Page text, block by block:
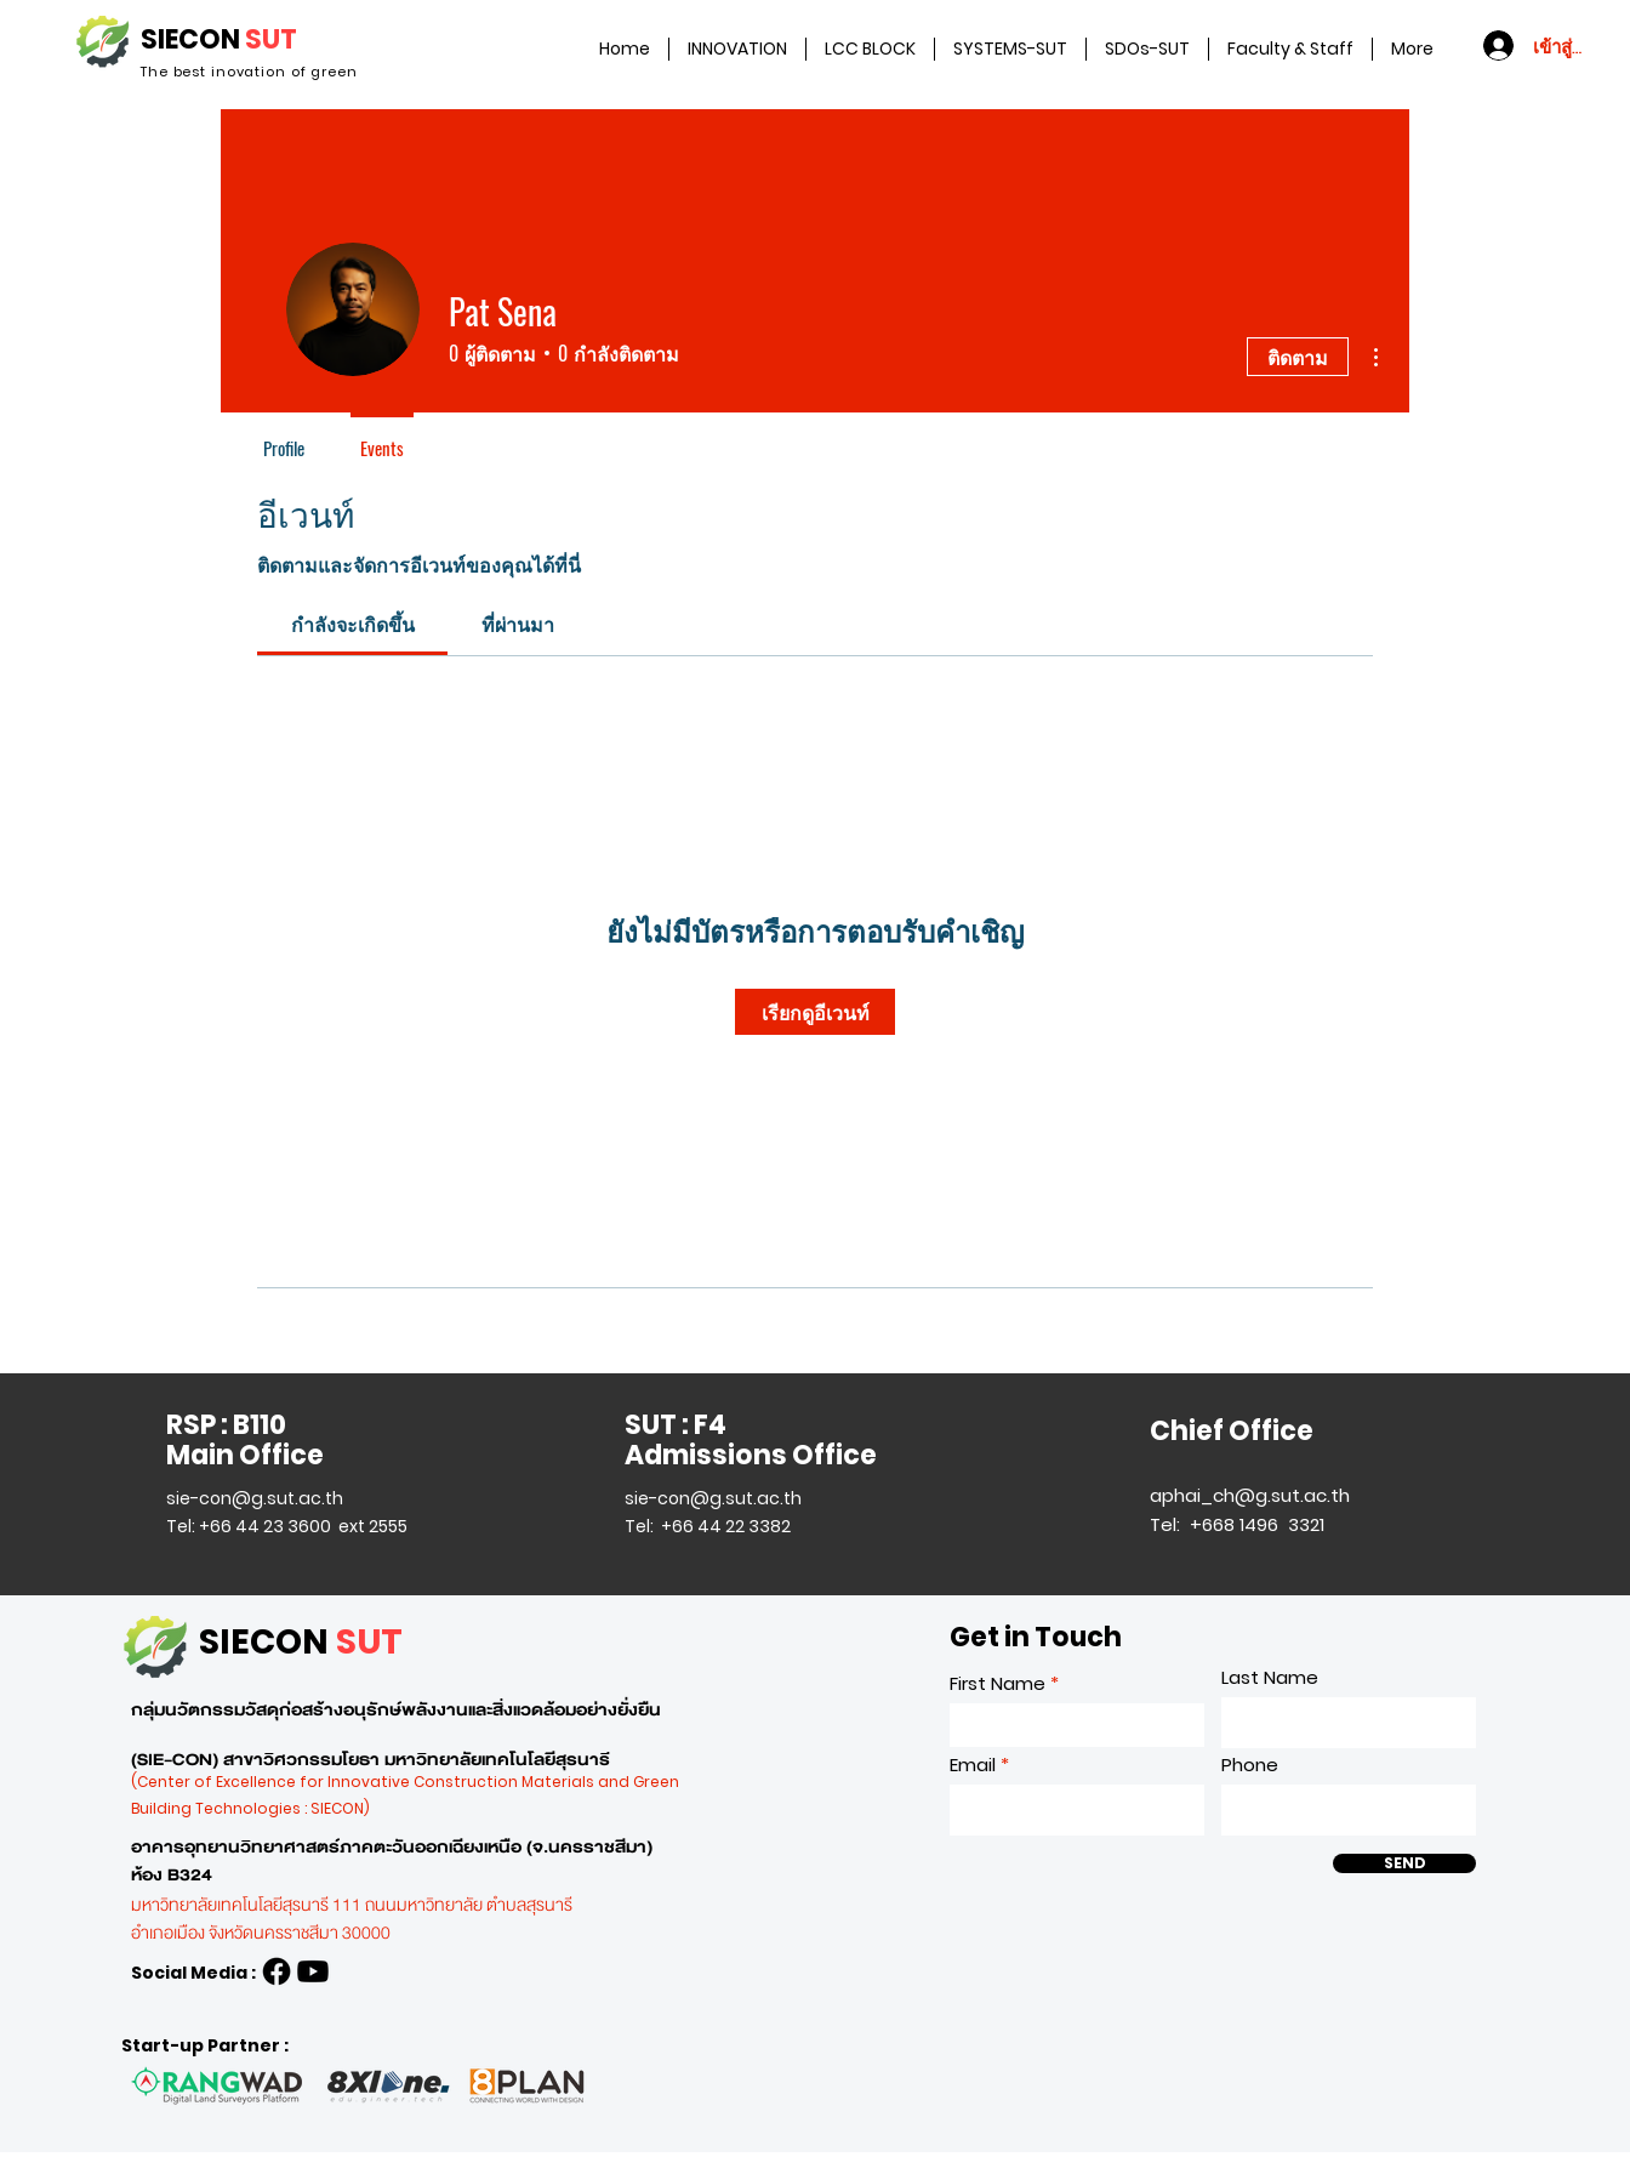
SIECONSUT
The best inovation of green
Home INNOVATION LCC BLOCK SYSTEMS-SUT SDOs-SUT Faculty & Staff More เข้าสู่ระบบ
อีเวนท์
ติดตามและจัดการอีเวนท์ของคุณได้ที่นี่
กำลังจะเกิดขึ้น ที่ผ่านมา
ยังไม่มีบัตรหรือการตอบรับคำเชิญ
เรียกดูอีเวนท์
Pat Sena
0 ผู้ติดตาม 0 กำลังติดตาม ติดตาม
Profile Events
RSP : B110
Main Office
sie-con@g.sut.ac.th
Tel: +66 44 23 3600 ext 2555
SUT : F4
Admissions Office
sie-con@g.sut.ac.th
Tel: +66 44 22 3382
Chief Office
aphai_ch@g.sut.ac.th
Tel: +668 1496 3321
SIECON SUT
กลุ่มนวัตกรรมวัสดุก่อสร้างอนุรักษ์พลังงานและสิ่งแวดล้อมอย่างยั่งยืน
(SIE-CON) สาขาวิศวกรรมโยธา มหาวิทยาลัยเทคโนโลยีสุรนารี
(Center of Excellence for Innovative Construction Materials and Green
Building Technologies : SIECON)
อาคารอุทยานวิทยาศาสตร์ภาคตะวันออกเฉียงเหนือ (จ.นครราชสีมา)
ห้อง B324
มหาวิทยาลัยเทคโนโลยีสุรนารี 111 ถนนมหาวิทยาลัย ตำบลสุรนารี
อำเภอเมืองจังหวัดนครราชสีมา 30000
Social Media :
Start-up Partner :
Get in Touch
First Name
Email
Last Name
Phone
SEND